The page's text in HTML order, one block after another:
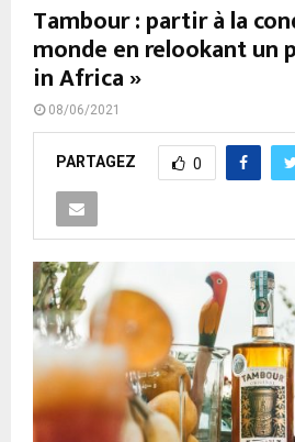
Tambour : partir à la
monde en relookant un
in Africa »
08/06/2021
PARTAGEZ 0